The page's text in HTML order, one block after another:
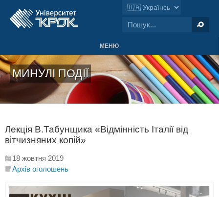
МЕНЮ
МИНУЛІ ПОДІЇ
Лекція В.Табунщика «Відмінність Італії від
вітчизняних копій»
18 жовтня 2019
Архів оголошень